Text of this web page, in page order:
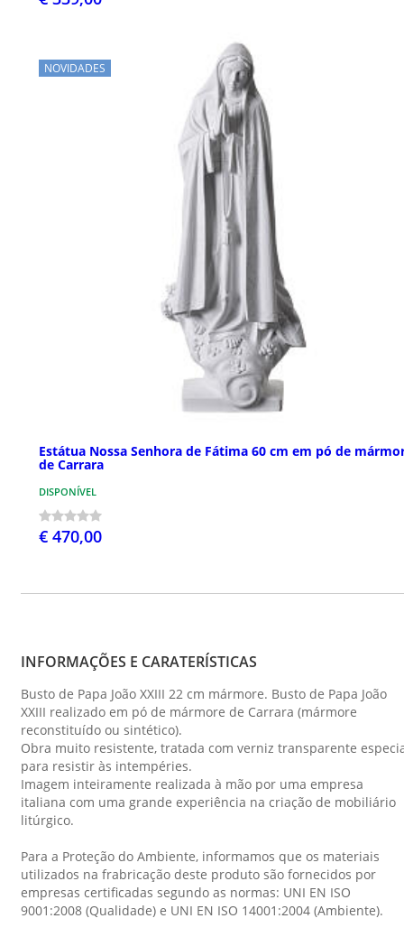
NOVIDADES
Estátua Nossa Senhora de Fátima 60 cm em pó de
de Carrara
DISPONÍVEL
€ 470,00
INFORMAÇÕES E CARATERÍSTICAS
Busto de Papa João XXIII 22 cm mármore. Busto de Papa João
XXIII realizado em pó de mármore de Carrara (mármore
reconstituído ou sintético).
Obra muito resistente, tratada com verniz transparente
para resistir às intempéries.
Imagem inteiramente realizada à mão por uma empresa
italiana com uma grande experiência na criação de mobiliário
litúrgico.
Para a Proteção do Ambiente, informamos que os materiais
utilizados na frabricação deste produto são fornecidos por
empresas certificadas segundo as normas: UNI EN ISO
9001:2008 (Qualidade) e UNI EN ISO 14001:2004 (Ambiente).